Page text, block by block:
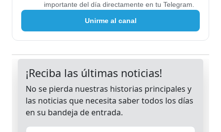
importante del día directamente en tu Telegram.
Unirme al canal